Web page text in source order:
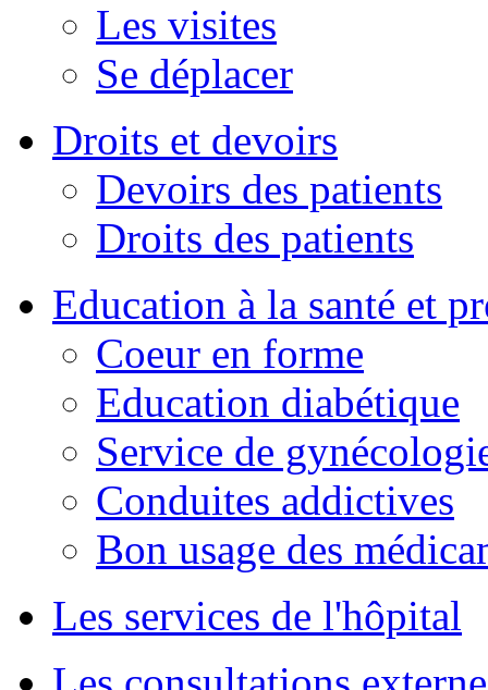
Les visites
Se déplacer
Droits et devoirs
Devoirs des patients
Droits des patients
Education à la santé et
Coeur en forme
Education diabétique
Service de
Conduites addictives
Bon usage des
Les services de l'hôpital